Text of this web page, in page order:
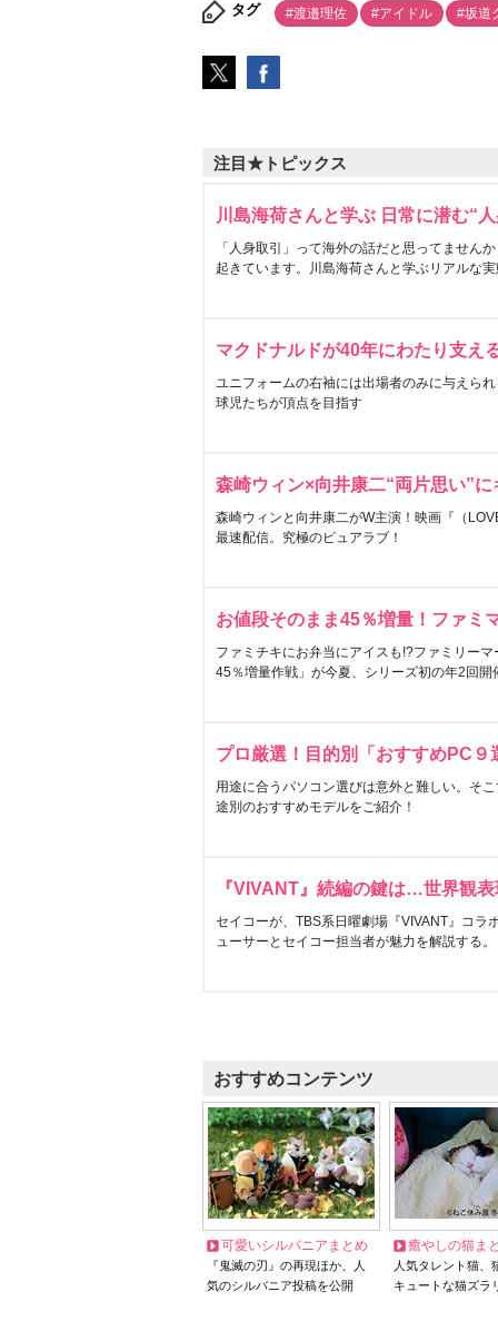
タグ #渡邉理佐 #アイドル #坂道
注目★トピックス
川島海荷さんと学ぶ 日常に潜む“
「人身取引」って海外の話だと思ってません
起きています。川島海荷さんと学ぶリアルな
マクドナルドが40年にわたり支え
ユニフォームの右袖には出場者のみに与えら
球児たちが頂点を目指す
森崎ウィン×向井康二“両片思い”
森崎ウィンと向井康二がW主演！映画『（
最速配信。究極のピュアラブ！
お値段そのまま45％増量！ファミ
ファミチキにお弁当にアイスも!?ファミリー
45％増量作戦」が今夏、シリーズ初の年2回開
プロ厳選！目的別「おすすめPC９
用途に合うパソコン選びは意外と難しい。そ
途別のおすすめモデルをご紹介！
『VIVANT』続編の鍵は…世界観
セイコーが、TBS系日曜劇場『VIVANT』コラ
ューサーとセイコー担当者が魅力を解説する。
おすすめコンテンツ
可愛いシルバニアまとめ
『鬼滅の刃』の再現ほか、人
気のシルバニア投稿を公開
癒やしの猫ま
人気タレント猫
キュートな猫ズラ